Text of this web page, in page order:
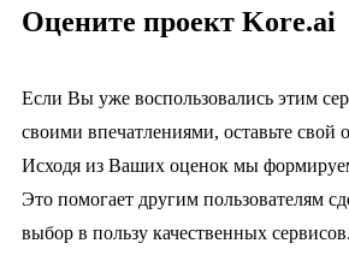
Оцените проект Kore.ai
Если Вы уже воспользовались этим
своими впечатлениями, оставьте свой
Исходя из Ваших оценок мы
Это помогает другим пользователям
выбор в пользу качественных сервисов.